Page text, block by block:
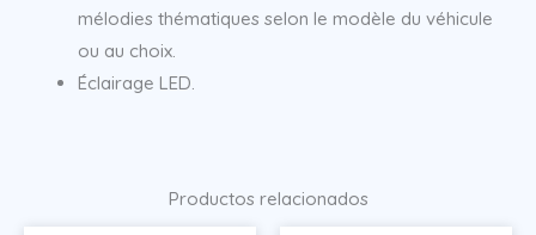
mélodies thématiques selon le modèle du véhicule
ou au choix.
Éclairage LED.
Productos relacionados